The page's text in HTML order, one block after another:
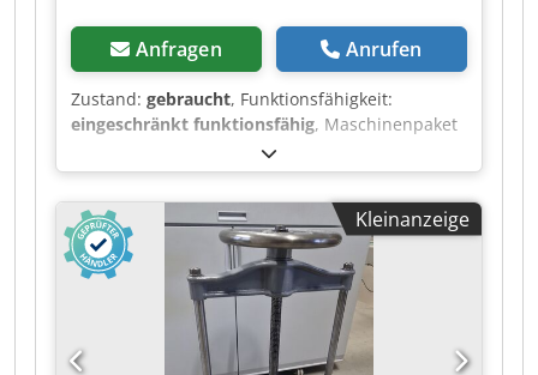
Anfragen Anrufen
Zustand: gebraucht, Funktionsfähigkeit:
eingeschränkt funktionsfähig, Maschinenpaket
– 5 Druckweiterverarbeitungsmaschinen im
Bundle Komplettpaket für nur 3.000,00 € netto
Zum Verkauf steht ein Maschinenpaket aus der
Druckweiterverarbeitung. Die Maschinen
werden ausschließlich als Bundle verkauft und
eignen sich ideal als Ersatzteilspender, für
Werkstätten, Sammler oder zur weiteren
Nutzung nach entsprechender Prüfung. Im
Lieferumfang enthalten: Falzmaschine
Kleinanzeige